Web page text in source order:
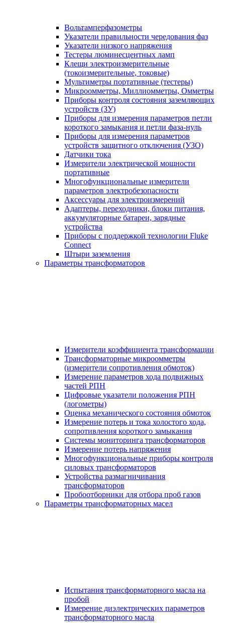
Вольтамперфазометры
Указатели правильности чередования фаз
Указатели низкого напряжения
Тестеры люминесцентных ламп
Клещи электроизмерительные
(токоизмерительные, токовые)
Мультиметры портативные (тестеры)
Микроомметры, Миллиомметры, Омметры
Приборы контроля состояния заземляющих
устройств (ЗУ)
Приборы для измерения параметров петли
короткого замыкания и петли фаза-нуль
Приборы для измерения параметров
устройств защитного отключения (УЗО)
Датчики тока
Измерители электрической мощности
портативные
Многофункциональные измерители
параметров электробезопасности
Аксессуары для электроизмерений
Адаптеры, переходники, блоки питания,
аккумуляторные батареи, зарядные
устройства
Приборы с поддержкой технологии Fluke
Connect
Штыри заземления
Параметры трансформаторов
Измерители коэффициента трансформации
Трансформаторные микроомметры
(измерители сопротивления обмоток)
Измерение параметров хода подвижных
частей РПН
Цифровые указатели положения РПН
(логометры)
Оценка механического состояния обмоток
Измерение потерь и тока холостого хода,
сопротивления короткого замыкания
Системы мониторинга трансформаторов
Измерение потерь напряжения
Многофункциональные приборы контроля
силовых трансформаторов
Устройства размагничивания
трансформаторов
Пробоотборники для отбора проб газов
Параметры трансформаторных масел
Испытания трансформаторного масла на
пробой
Измерение диэлектрических параметров
трансформаторного масла